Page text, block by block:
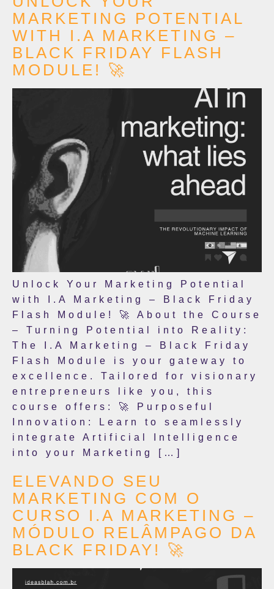
MARKETING POTENTIAL
WITH I.A MARKETING –
BLACK FRIDAY FLASH
MODULE! 🚀
Unlock Your Marketing Potential
with I.A Marketing – Black Friday
Flash Module! 🚀 About the Course
– Turning Potential into Reality:
The I.A Marketing – Black Friday
Flash Module is your gateway to
excellence. Tailored for visionary
entrepreneurs like you, this
course offers: 🚀 Purposeful
Innovation: Learn to seamlessly
integrate Artificial Intelligence
into your Marketing […]
ELEVANDO SEU
MARKETING COM O
CURSO I.A MARKETING –
MÓDULO RELÂMPAGO DA
BLACK FRIDAY! 🚀